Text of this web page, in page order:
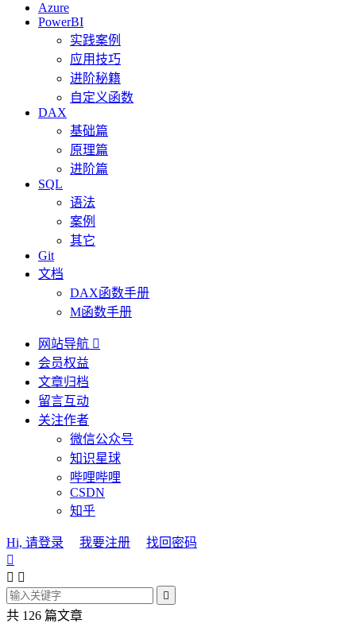
Azure
PowerBI
实践案例
应用技巧
进阶秘籍
自定义函数
DAX
基础篇
原理篇
进阶篇
SQL
语法
案例
其它
Git
文档
DAX函数手册
M函数手册
网站导航 
会员权益
文章归档
留言互动
关注作者
微信公众号
知识星球
哔哩哔哩
CSDN
知乎
Hi, 请登录 我要注册
找回密码

 

共 126 篇文章